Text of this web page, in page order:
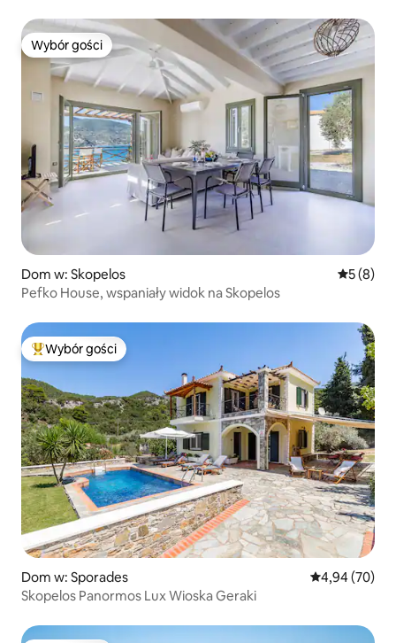
Wybór gości
Wybór gości
Dom w: Skopelos Średnia
5 (8)
Pefko House, wspaniały widok na Skopelos
Najpopularniejsze z kategorii Wybór gości
Wybór gości
Dom w: Sporades Średnia
4,94 (70)
Skopelos Panormos Lux Wioska Geraki